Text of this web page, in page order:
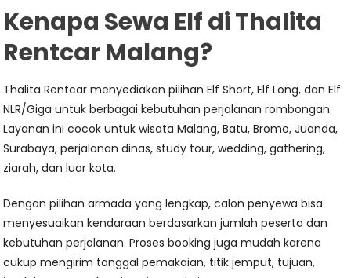
Kenapa Sewa Elf di Thalita
Rentcar Malang?
Thalita Rentcar menyediakan pilihan Elf Short, Elf Long, dan Elf
NLR/Giga untuk berbagai kebutuhan perjalanan rombongan.
Layanan ini cocok untuk wisata Malang, Batu, Bromo, Juanda,
Surabaya, perjalanan dinas, study tour, wedding, gathering,
ziarah, dan luar kota.
Dengan pilihan armada yang lengkap, calon penyewa bisa
menyesuaikan kendaraan berdasarkan jumlah peserta dan
kebutuhan perjalanan. Proses booking juga mudah karena
cukup mengirim tanggal pemakaian, titik jemput, tujuan,